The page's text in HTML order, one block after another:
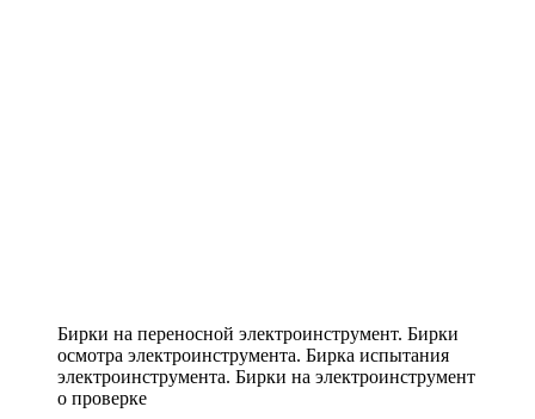
Бирки на переносной электроинструмент. Бирки
осмотра электроинструмента. Бирка испытания
электроинструмента. Бирки на электроинструмент
о проверке